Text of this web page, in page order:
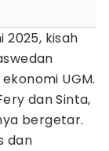
2025, kisah
UGM.
dan Sinta,
bergetar.
dan